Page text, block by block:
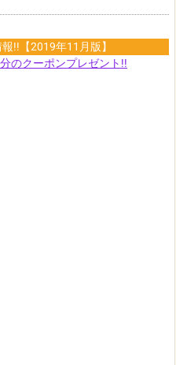
!!【2019年11月版】
のクーポンプレゼント!!